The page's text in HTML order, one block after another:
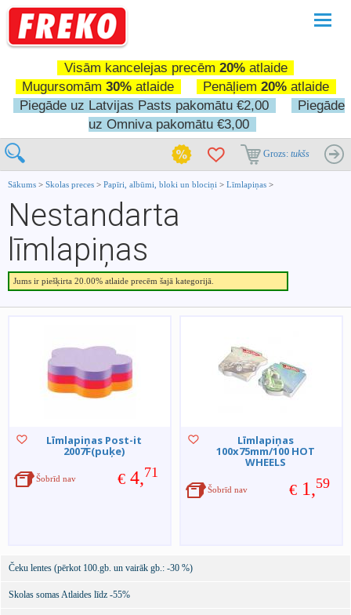
Visām kancelejas precēm 20%atlaide
Mugursomām 30% atlaide Penāļiem 20% atlaide
Piegāde uz Latvijas Pasts pakomātu €2,00
Piegāde
uz Omniva pakomātu €3,00
Grozs: tukšs
Sākums > Skolas preces > Papīri, albūmi, bloki un blociņi > Līmlapiņas >
Nestandarta
līmlapiņas
Jums ir piešķirta 20.00% atlaide precēm šajā kategorijā.
Līmlapiņas Post-it
2007F(puķe)
€ 4,71
Šobrīd nav
Līmlapiņas
100x75mm/100 HOT
WHEELS
€ 1,59
Šobrīd nav
Čeku lentes (pērkot 100.gb. un vairāk gb.: -30 %)
Skolas somas Atlaides līdz -55%